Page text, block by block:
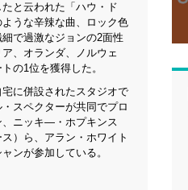
と云われた「ハウ・ド
うな辛辣な曲、ロック色
で過激なジョンの2面性
、オランダ、ノルウェ
の1位を獲得した。
に併設されたスタジオで
スペクターが共同でプロ
、ニッキ―・ホプキンス
）ら、アラン・ホワイト
ンが参加している。